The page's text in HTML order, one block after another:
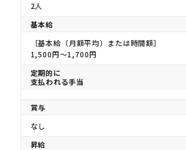
2人
基本給
［基本給（月額平均）または時間額］
1,500円〜1,700円
定期的に
支払われる手当
賞与
なし
昇給